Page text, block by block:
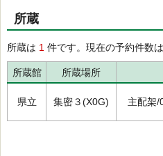
所蔵
所蔵は 1 件です。現在の予約件数は
所蔵館 所蔵場所
県立 集密３(X0G) 主配架/